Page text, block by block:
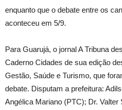
enquanto que o debate entre os
aconteceu em 5/9.
Para Guarujá, o jornal A Tribuna
Caderno Cidades de sua edição
Gestão, Saúde e Turismo, que
debate. Disputam a prefeitura:
Angélica Mariano (PTC); Dr.